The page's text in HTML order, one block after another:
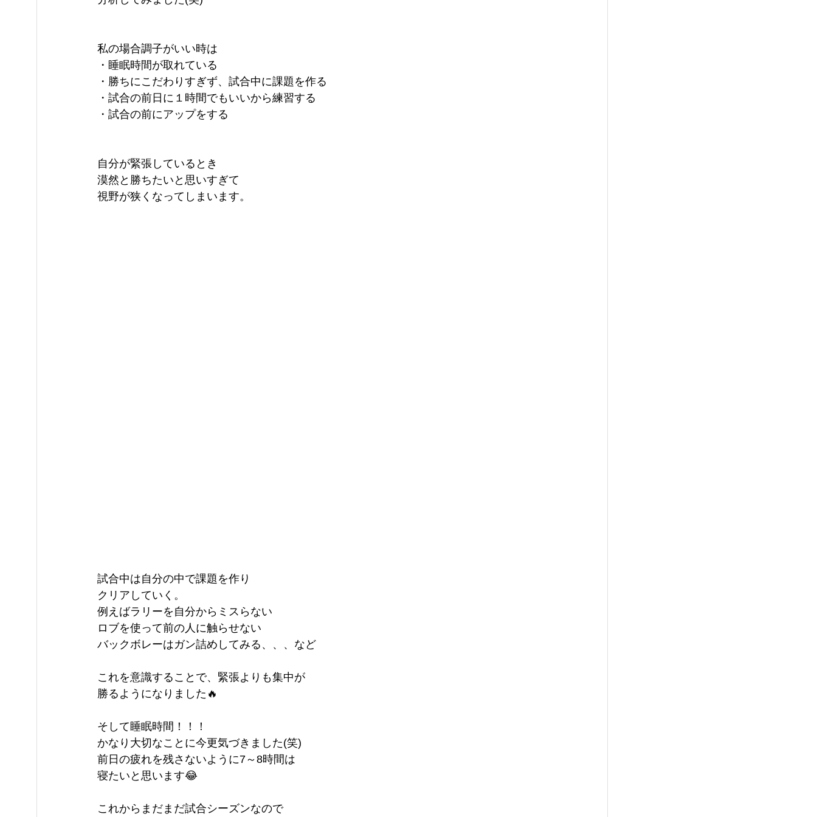
私の場合調子がいい時は
・睡眠時間が取れている
・勝ちにこだわりすぎず、試合中に課題を作る
・試合の前日に１時間でもいいから練習する
・試合の前にアップをする
自分が緊張しているとき
漠然と勝ちたいと思いすぎて
視野が狭くなってしまいます。
試合中は自分の中で課題を作り
クリアしていく。
例えばラリーを自分からミスらない
ロブを使って前の人に触らせない
バックボレーはガン詰めしてみる、、、など
これを意識することで、緊張よりも集中が
勝るようになりました🔥
そして睡眠時間！！！
かなり大切なことに今更気づきました(笑)
前日の疲れを残さないように7～8時間は
寝たいと思います😂
これからまだまだ試合シーズンなので